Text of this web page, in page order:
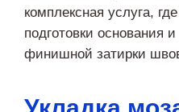
комплексная услуга,
подготовки основания
финишной затирки